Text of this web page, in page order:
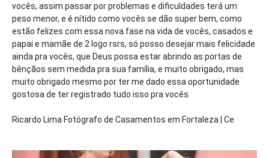
vocês, assim passar por problemas e dificuldades terá um
peso menor, e é nítido como vocês se dão super bem, como
estão felizes com essa nova fase na vida de vocês, casados e
papai e mamãe de 2 logo rsrs, só posso desejar mais felicidade
ainda pra vocês, que Deus possa estar abrindo as portas de
bênçãos sem medida pra sua família, e muito obrigado, mas
muito obrigado mesmo por ter me dado essa oportunidade
gostosa de ter registrado tudo isso pra vocês.
Ricardo Lima Fotógrafo de Casamentos em Fortaleza | Ce